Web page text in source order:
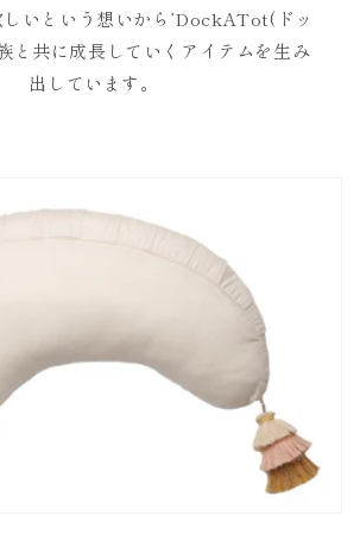
いという想いから’DockATot(ドッ
と共に成長していくアイテムを生み
出しています。